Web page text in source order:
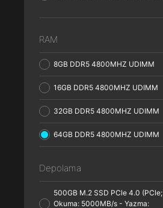
RAM
8GB DDR5 4800MHZ UDIMM
16GB DDR5 4800MHZ UDIMM
32GB DDR5 4800MHZ UDIMM
64GB DDR5 4800MHZ UDIMM
Depolama
500GB M.2 SSD PCle 4.0 (PCle;
Okuma: 5000MB/s - Yazma: